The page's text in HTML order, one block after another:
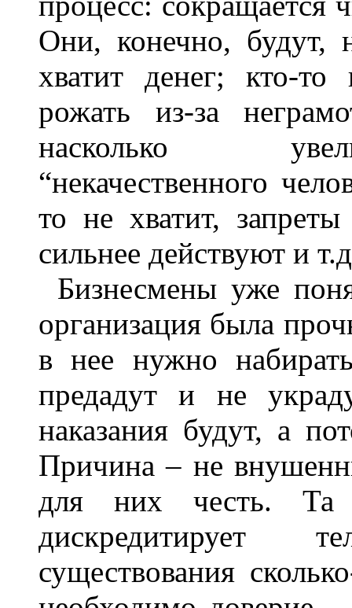
Они, конечно, будут,
хватит денег; кто-
рожать из-за
насколько
“некачественного
то не хватит,
сильнее действуют и
Бизнесмены уже
организация была
в нее нужно
предадут и не
наказания будут, а
Причина – не
для них честь. Та
дискредитирует
существования